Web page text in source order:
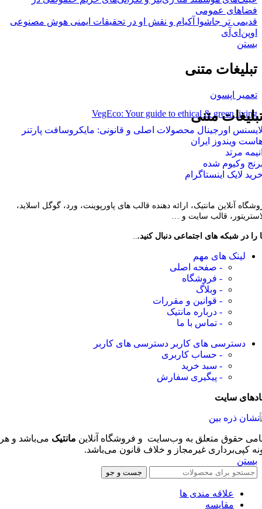
فضاهای عمومی
قدیمی تر جاشوا آکیام و نقش او در تحقیقات ایمنی هوش مصنوعی
اوپن‌ای‌آی
بستن
تبلیغات متنی
تعمیر اپسون
VegEco: Your guide to ethical & green living
متنی
اورجینال محصولات اصلی و قانونی: مایکروسافت پارتنر
ویندوز ایران
مرتد
وکیوم شده
لایک اینستاگرام
آنلاین مانتیک، ارائه دهنده قالب های پاورپوینت، ورد، گوگل اسلاید،
قالب سایت و …
را در شبکه های اجتماعی دنبال کنید...
لینک های مهم
- صفحه اصلی
- فروشگاه
- وبلاگ
- قوانین و مقررات
- درباره مانتیک
- تماس با ما
دسترسی های کاربر دسترسی های کاربر
- حساب کاربری
- سبد خرید
- پیگیری سفارش
سایت
حقوق متعلق به وب‌سایت و فروشگاه‌ آنلاین مانتیک می‌باشد و هر
کپی‌برداری غیرمجاز و خلاف قانون می‌باشد.
بستن
جست و جو
علاقه مندی ها
مقایسه